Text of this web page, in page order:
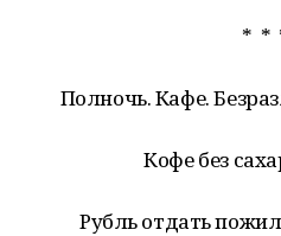
* *
Полночь. Кафе.
Кофе без
Рубль отдать